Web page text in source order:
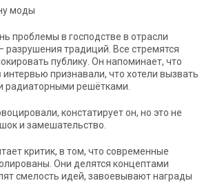
моды
проблемы в господстве в отрасли
разрушения традиций. Все стремятся
публику. Он напоминает, что
признавали, что хотели вызвать
радиаторными решётками.
констатирует он, но это не
и замешательство.
критик, в том, что современные
Они делятся концептами
смелость идей, завоевывают награды